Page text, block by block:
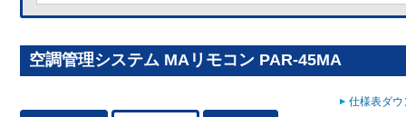
空調管理システム MAリモコン PAR-45MA
仕様表ダ